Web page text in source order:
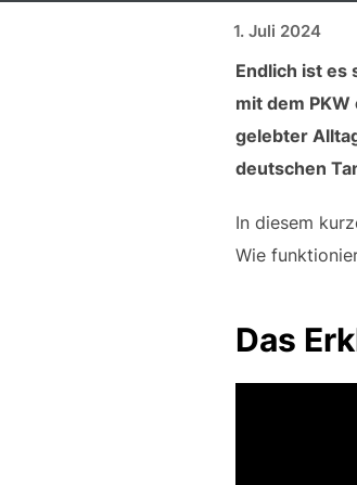
1. Juli 2024
Endlich ist es
mit dem
gelebter
deutschen
In diesem
Wie
Das